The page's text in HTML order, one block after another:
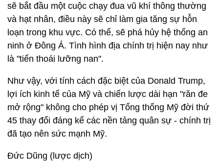
sẽ bắt đầu một cuộc chạy đua vũ khí thông thường
và hạt nhân, điều này sẽ chỉ làm gia tăng sự hỗn
loạn trong khu vực. Có thể, sẽ phá hủy hệ thống an
ninh ở Đông Á. Tình hình địa chính trị hiện nay như
là "tiến thoái lưỡng nan".
Như vậy, với tính cách đặc biệt của Donald Trump,
lợi ích kinh tế của Mỹ và chiến lược dài hạn "răn đe
mở rộng" không cho phép vị Tổng thống Mỹ đời thứ
45 thay đổi đáng kể các nền tảng quân sự - chính trị
đã tạo nên sức mạnh Mỹ.
Đức Dũng (lược dịch)